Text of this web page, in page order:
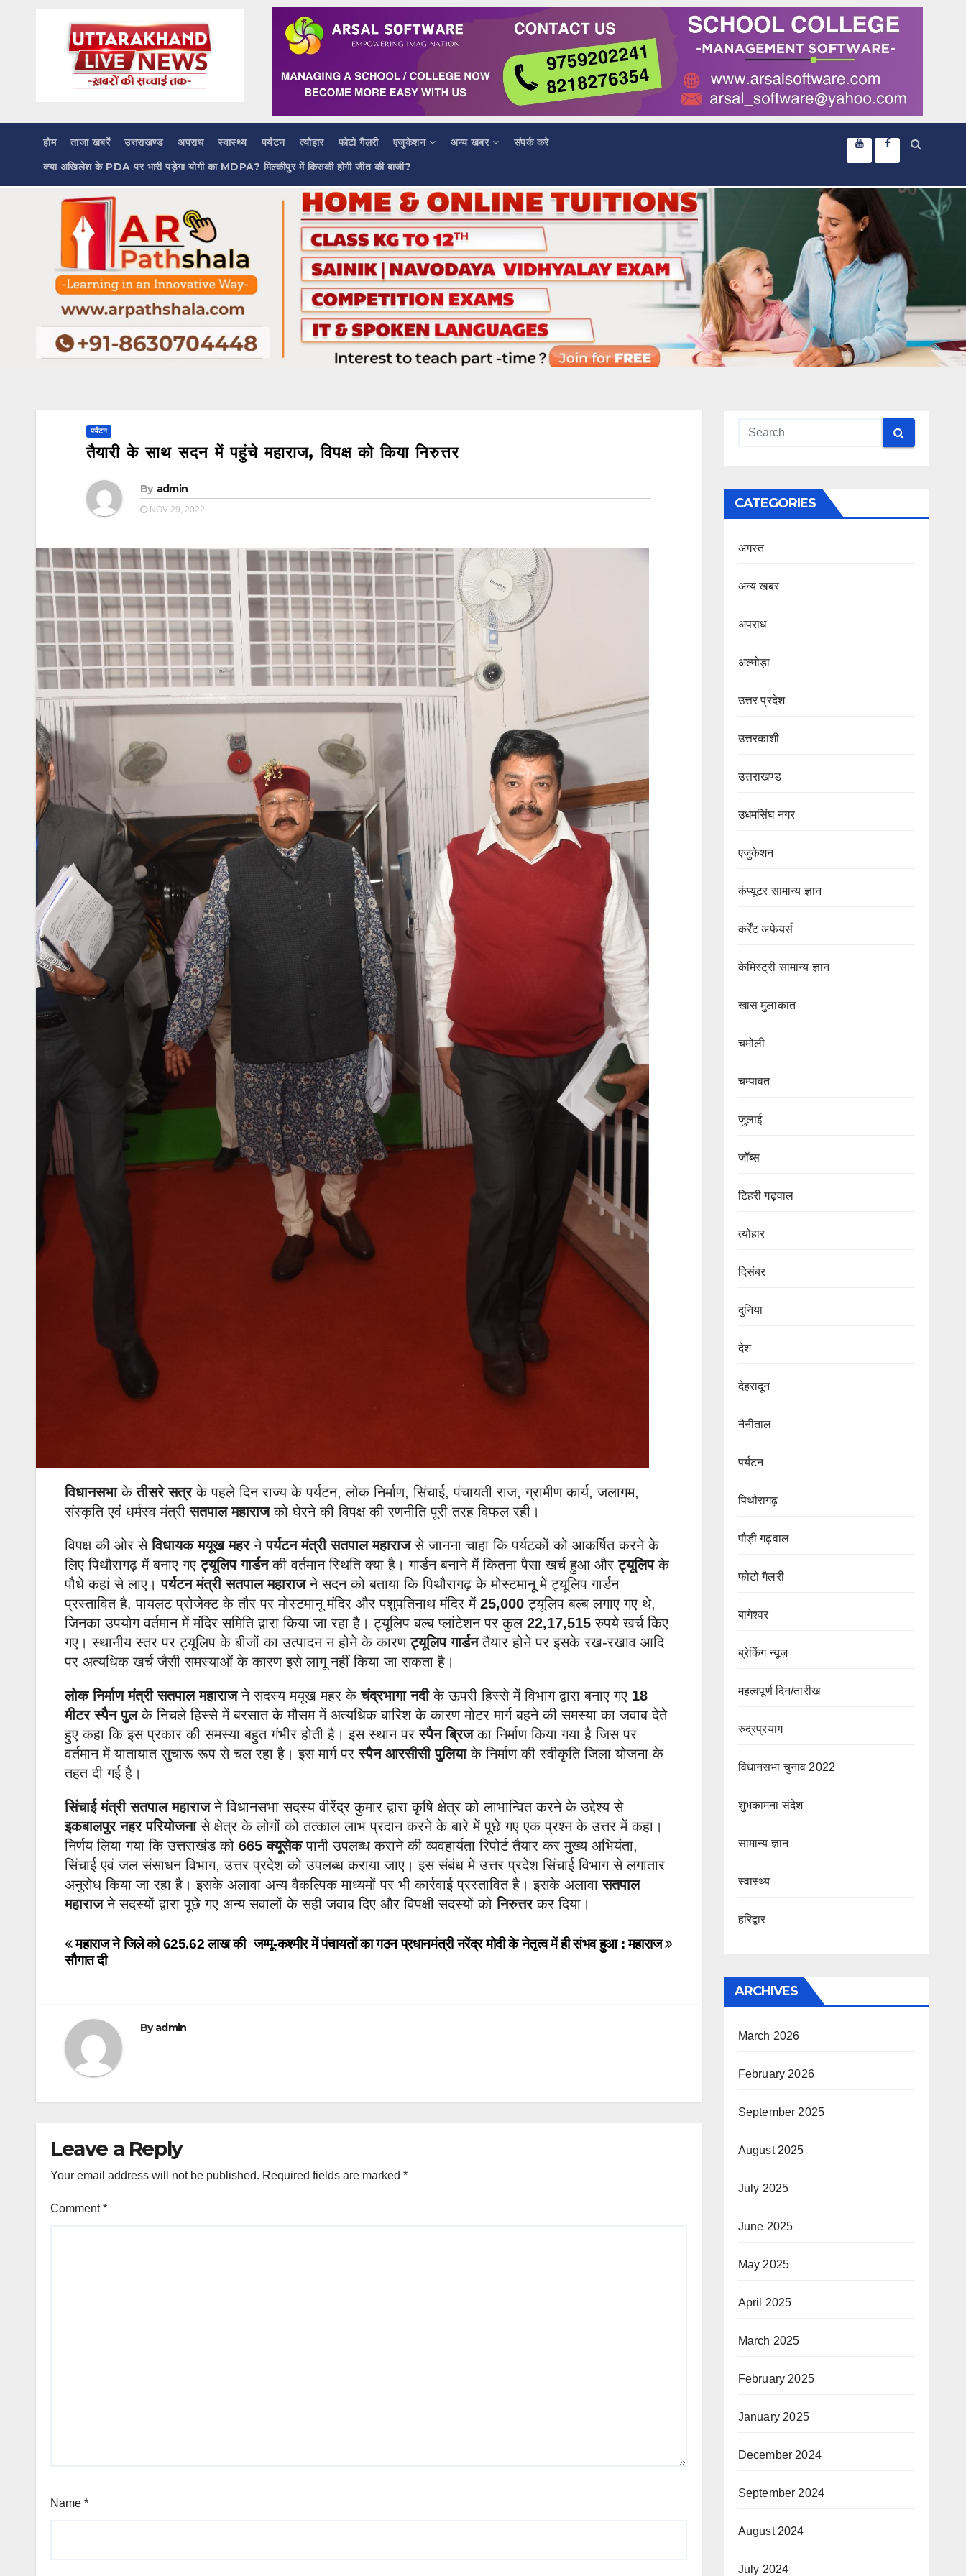
होम ताजा खबरें उत्तराखण्ड अपराध स्वास्थ्य पर्यटन त्योहार फोटो गैलरी एजुकेशन अन्य खबर
संपर्क करे
क्या अखिलेश के PDA पर भारी पड़ेगा योगी का MDPA? मिल्कीपुर में किसकी होगी जीत की बाजी?
पर्यटन
तैयारी के साथ सदन में पहुंचे महाराज, विपक्ष को किया निरुत्तर
By admin
NOV 29, 2022
विधानसभाकेतीसरे सत्रके पहले दिन राज्य के पर्यटन, लोक निर्माण, सिंचाई, पंचायती राज, ग्रामीण कार्य, जलागम,
संस्कृति एवं धर्मस्व मंत्रीसतपाल महाराजको घेरने की विपक्ष की रणनीति पूरी तरह विफल रही।
विपक्ष की ओर सेविधायक मयूख महरनेपर्यटन मंत्री सतपाल महाराजसे जानना चाहा कि पर्यटकों को आकर्षित करने के
लिए पिथौरागढ़ में बनाए गएट्यूलिप गार्डनकी वर्तमान स्थिति क्या है। गार्डन बनाने में कितना पैसा खर्च हुआ औरट्यूलिपके
पौधे कहां से लाए।पर्यटन मंत्री सतपाल महाराजने सदन को बताया कि पिथौरागढ़ के मोस्टमानू में ट्यूलिप गार्डन
प्रस्तावित है. पायलट प्रोजेक्ट के तौर पर मोस्टमानू मंदिर और पशुपतिनाथ मंदिर में 25,000 ट्यूलिप बल्ब लगाए गए थे,
जिनका उपयोग वर्तमान में मंदिर समिति द्वारा किया जा रहा है। ट्यूलिप बल्ब प्लांटेशन पर कुल 22,17,515 रुपये खर्च किए
गए। स्थानीय स्तर पर ट्यूलिप के बीजों का उत्पादन न होने के कारणट्यूलिप गार्डनतैयार होने पर इसके रख-रखाव आदि
पर अत्यधिक खर्च जैसी समस्याओं के कारण इसे लागू नहीं किया जा सकता है।
लोक निर्माण मंत्री सतपाल महाराजने सदस्य मयूख महर केचंद्रभागा नदीके ऊपरी हिस्से में विभाग द्वारा बनाए गए 18
मीटर स्पैन पुलके निचले हिस्से में बरसात के मौसम में अत्यधिक बारिश के कारण मोटर मार्ग बहने की समस्या का जवाब देते
हुए कहा कि इस प्रकार की समस्या बहुत गंभीर होती है। इस स्थान परस्पैन ब्रिजका निर्माण किया गया है जिस पर
वर्तमान में यातायात सुचारू रूप से चल रहा है। इस मार्ग परस्पैन आरसीसी पुलियाके निर्माण की स्वीकृति जिला योजना के
तहत दी गई है।
सिंचाई मंत्री सतपाल महाराजने विधानसभा सदस्य वीरेंद्र कुमार द्वारा कृषि क्षेत्र को लाभान्वित करने के उद्देश्य से
इकबालपुर नहर परियोजनासे क्षेत्र के लोगों को तत्काल लाभ प्रदान करने के बारे में पूछे गए एक प्रश्न के उत्तर में कहा।
निर्णय लिया गया कि उत्तराखंड को 665 क्यूसेकपानी उपलब्ध कराने की व्यवहार्यता रिपोर्ट तैयार कर मुख्य अभियंता,
सिंचाई एवं जल संसाधन विभाग, उत्तर प्रदेश को उपलब्ध कराया जाए। इस संबंध में उत्तर प्रदेश सिंचाई विभाग से लगातार
अनुरोध किया जा रहा है। इसके अलावा अन्य वैकल्पिक माध्यमों पर भी कार्रवाई प्रस्तावित है। इसके अलावासतपाल
महाराजने सदस्यों द्वारा पूछे गए अन्य सवालों के सही जवाब दिए और विपक्षी सदस्यों कोनिरुत्तरकर दिया।
Post
navigation
जम्मू-कश्मीर में पंचायतों का गठन प्रधानमंत्री नरेंद्र मोदी के नेतृत्व में ही संभव हुआ : महाराज
महाराज ने जिले को 625.62 लाख की
सौगात दी
Byadmin
Leave a Reply
Your email address will not be published. Required fields are marked *
Comment*
Name *
CATEGORIES
अगस्त
अन्य खबर
अपराध
अल्मोड़ा
उत्तर प्रदेश
उत्तरकाशी
उत्तराखण्ड
उधमसिंघ नगर
एजुकेशन
कंप्यूटर सामान्य ज्ञान
कर्रेंट अफेयर्स
केमिस्ट्री सामान्य ज्ञान
खास मुलाकात
चमोली
चम्पावत
जुलाई
जॉब्स
टिहरी गढ़वाल
त्योहार
दिसंबर
दुनिया
देश
देहरादून
नैनीताल
पर्यटन
पिथौरागढ़
पौड़ी गढ़वाल
फोटो गैलरी
बागेश्वर
ब्रेकिंग न्यूज़
महत्वपूर्ण दिन/तारीख
रुद्रप्रयाग
विधानसभा चुनाव 2022
शुभकामना संदेश
सामान्य ज्ञान
स्वास्थ्य
हरिद्वार
ARCHIVES
March 2026
February 2026
September 2025
August 2025
July 2025
June 2025
May 2025
April 2025
March 2025
February 2025
January 2025
December 2024
September 2024
August 2024
July 2024